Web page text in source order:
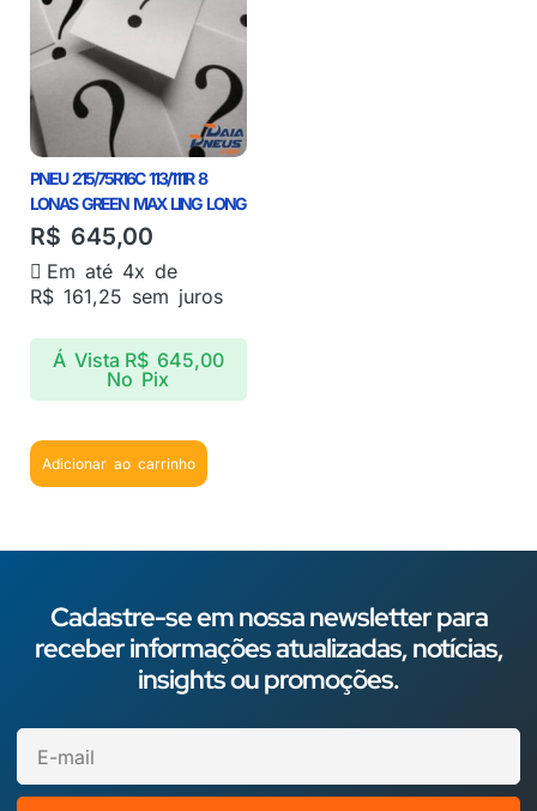
PNEU 215/75R16C 113/111R 8
LONAS GREEN MAX LING LONG
R$ 645,00
Em até 4x de
R$ 161,25 sem juros
Á Vista R$645,00
No Pix
Adicionar ao carrinho
Cadastre-se em nossa newsletter para
receber informações atualizadas, notícias,
insights ou promoções.